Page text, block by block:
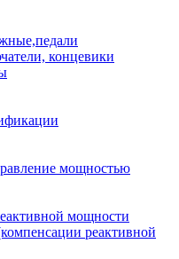
концевики
мощностью
мощности
реактивной